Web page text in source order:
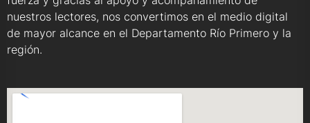
nuestros lectores, nos convertimos en el medio digital
de mayor alcance en el Departamento Río Primero y la
región.